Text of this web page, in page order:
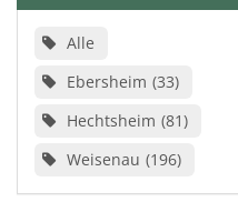
Alle
Ebersheim 33
Hechtsheim 81
Weisenau 196